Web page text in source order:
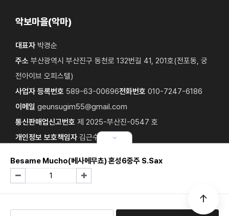
Besame Mucho(베사메무쵸) 혼성6중주 S.Sax
악보마을(악마)
대표자 박경순
주소 부산광역시 부산진구 동천로 132번길 41, 201호(전포동, 궁
전아이브 오피스텔)
사업자 등록번호 589-63-00696전화번호 010-7247-6186
이메일 geunsugim55@gmail.com
통신판매업신고번호 제 2025-부산진-0547 호
개인정보 보호책임자 김근수
Copyright © 2025 악보마을(악마). All Rights Reserved. hosting
byTlogHost.design byTLOG.